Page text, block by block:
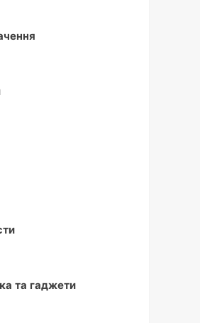
та гаджети